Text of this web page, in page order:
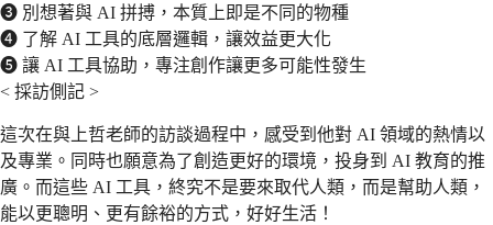
❸ 別想著與 AI 拼搏，本質上即是不同的物種
❹ 了解 AI 工具的底層邏輯，讓效益更大化
❺ 讓 AI 工具協助，專注創作讓更多可能性發生
< 採訪側記 >
這次在與上哲老師的訪談過程中，感受到他對 AI 領域的熱情以
及專業。同時也願意為了創造更好的環境，投身到 AI 教育的推
廣。而這些 AI 工具，終究不是要來取代人類，而是幫助人類，
能以更聰明、更有餘裕的方式，好好生活！